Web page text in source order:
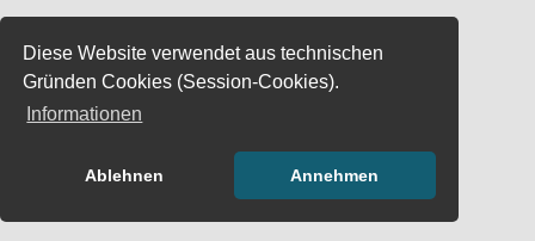
Diese Website verwendet aus technischen
Gründen Cookies (Session-Cookies).
Informationen
Ablehnen Annehmen